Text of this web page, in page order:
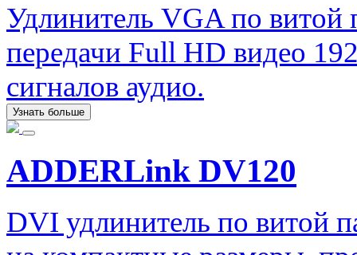
Удлинитель VGA по
передачи Full HD видео
сигналов аудио.
Узнать больше
ADDERLink DV120
DVI удлинитель по витой